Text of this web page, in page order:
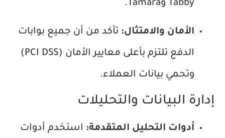
Tabby وTamara.
الأمان والامتثال: تأكد من أن جميع بوابات
الدفع تلتزم بأعلى معايير الأمان (PCI DSS)
وتحمي بيانات العملاء.
إدارة البيانات والتحليلات
أدوات التحليل المتقدمة: استخدم أدوات